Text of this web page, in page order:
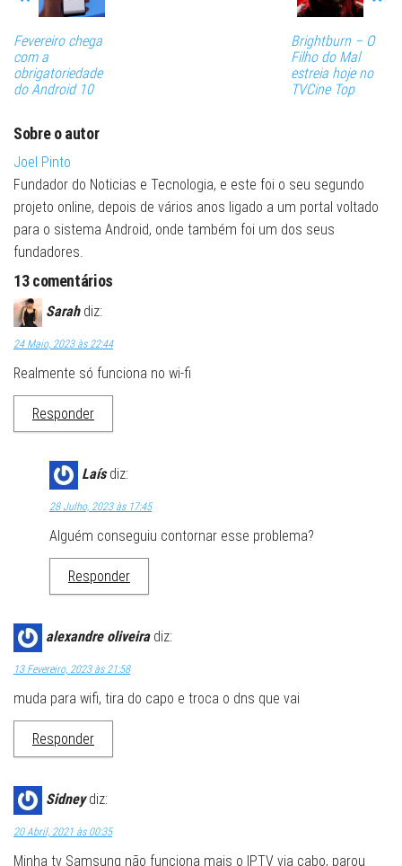
Fevereiro chega
com a
obrigatoriedade
do Android 10
Brightburn – O
Filho do Mal
estreia hoje no
TVCine Top
Sobre o autor
Joel Pinto
Fundador do Noticias e Tecnologia, e este foi o seu segundo
projeto online, depois de vários anos ligado a um portal voltado
para o sistema Android, onde também foi um dos seus
fundadores.
13 comentários
Sarah diz:
24 Maio, 2023 às 22:44
Realmente só funciona no wi-fi
Responder
Laís diz:
28 Julho, 2023 às 17:45
Alguém conseguiu contornar esse problema?
Responder
alexandre oliveira diz:
13 Fevereiro, 2023 às 21:58
muda para wifi, tira do capo e troca o dns que vai
Responder
Sidney diz:
20 Abril, 2021 às 00:35
Minha tv Samsung não funciona mais o IPTV via cabo, parou